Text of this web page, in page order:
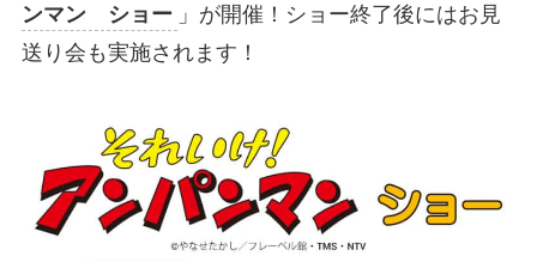
ンマン ショー 」が開催！ショー終了後にはお見
送り会も実施されます！